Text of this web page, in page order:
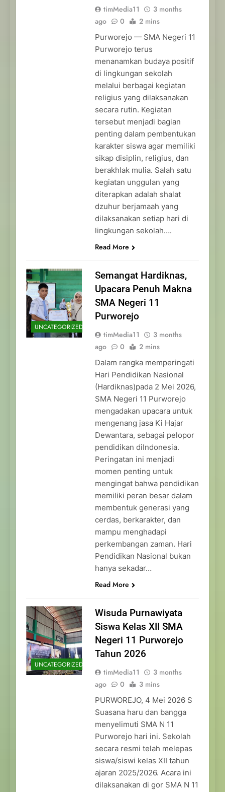
timMedia11
3 months
ago
0 2 mins
Purworejo — SMA Negeri 11
Purworejo terus
menanamkan budaya positif
di lingkungan sekolah
melalui berbagai kegiatan
religius yang dilaksanakan
secara rutin. Kegiatan
tersebut menjadi bagian
penting dalam pembentukan
karakter siswa agar memiliki
sikap disiplin, religius, dan
berakhlak mulia. Salah satu
kegiatan unggulan yang
diterapkan adalah shalat
dzuhur berjamaah yang
dilaksanakan setiap hari di
lingkungan sekolah….
Read More
UNCATEGORIZED
Semangat Hardiknas,
Upacara Penuh Makna
SMA Negeri 11
Purworejo
timMedia11
3 months
ago
0 2 mins
Dalam rangka memperingati
Hari Pendidikan Nasional
(Hardiknas)pada 2 Mei 2026,
SMA Negeri 11 Purworejo
mengadakan upacara untuk
mengenang jasa Ki Hajar
Dewantara, sebagai pelopor
pendidikan diIndonesia.
Peringatan ini menjadi
momen penting untuk
mengingat bahwa pendidikan
memiliki peran besar dalam
membentuk generasi yang
cerdas, berkarakter, dan
mampu menghadapi
perkembangan zaman. Hari
Pendidikan Nasional bukan
hanya sekadar…
Read More
UNCATEGORIZED
Wisuda Purnawiyata
Siswa Kelas XII SMA
Negeri 11 Purworejo
Tahun 2026
timMedia11
3 months
ago
0 3 mins
PURWOREJO, 4 Mei 2026 S
Suasana haru dan bangga
menyelimuti SMA N 11
Purworejo hari ini. Sekolah
secara resmi telah melepas
siswa/siswi kelas XII tahun
ajaran 2025/2026. Acara ini
dilaksanakan di gor SMA N 11